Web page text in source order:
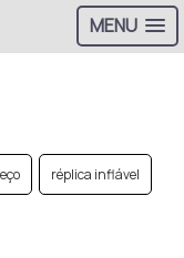
MENU
réplica inflável